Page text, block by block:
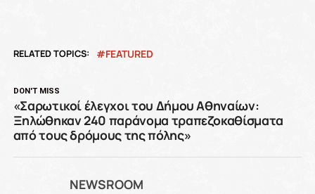
RELATED TOPICS: FEATURED
DON'T MISS
«Σαρωτικοί έλεγχοι του Δήμου Αθηναίων:
Ξηλώθηκαν 240 παράνομα τραπεζοκαθίσματα
από τους δρόμους της πόλης»
NEWSROOM